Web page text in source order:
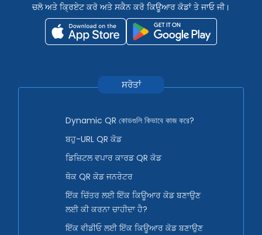
ਚਲੋ ਅਤੇ ਕ੍ਰਿਏਟ ਕਰੋ ਅਤੇ ਸਕੈਨ ਕਰੋ ਕਿਊਆਰ ਕੋਡਾਂ ਤੇ ਜਾਓ ਜੀ।
ਸਰੋਤਾਂ
Dynamic QR কোডগুলি কিভাবে কাজ করে?
ਬਹੁ-URL QR ਕੋਡ
ਡਿਜ਼ਿਟਲ ਵਪਾਰ ਕਾਰਡ QR ਕੋਡ
ਥੋਕ QR ਕੋਡ ਜਨਰੇਟਰ
ਇੱਕ ਚਿੱਤਰ ਲਈ ਇੱਕ ਕਿਊਆਰ ਕੋਡ ਬਣਾਉਣ
ਲਈ ਕੀ ਕਰਨਾ ਚਾਹੀਦਾ ਹੈ?
ਇੱਕ ਵੀਡੀਓ ਲਈ ਇੱਕ ਕਿਊਆਰ ਕੋਡ ਬਣਾਉਣ